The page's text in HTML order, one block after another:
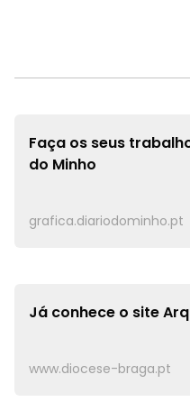
Faça os seus
do Minho
grafica.diariodominho.pt
Já conhece o site
www.diocese-braga.pt